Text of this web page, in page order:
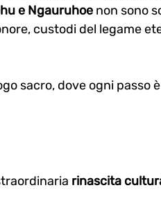
e Ngauruhoe non sono
custodi del legame
sacro, dove ogni passo
rinascita